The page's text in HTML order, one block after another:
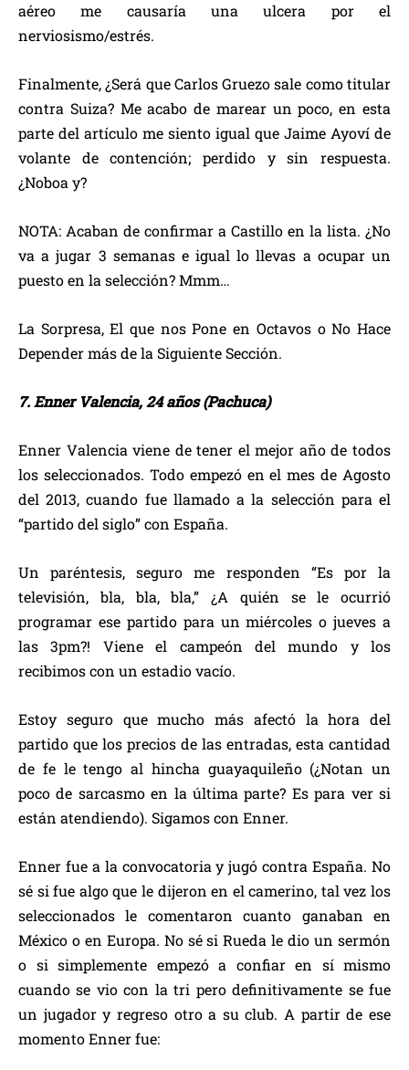
aéreo me causaría una ulcera por el
nerviosismo/estrés.
Finalmente, ¿Será que Carlos Gruezo sale como titular
contra Suiza? Me acabo de marear un poco, en esta
parte del artículo me siento igual que Jaime Ayoví de
volante de contención; perdido y sin respuesta.
¿Noboa y?
NOTA: Acaban de confirmar a Castillo en la lista. ¿No
va a jugar 3 semanas e igual lo llevas a ocupar un
puesto en la selección? Mmm…
La Sorpresa, El que nos Pone en Octavos o No Hace
Depender más de la Siguiente Sección.
7. Enner Valencia, 24 años (Pachuca)
Enner Valencia viene de tener el mejor año de todos
los seleccionados. Todo empezó en el mes de Agosto
del 2013, cuando fue llamado a la selección para el
“partido del siglo” con España.
Un paréntesis, seguro me responden “Es por la
televisión, bla, bla, bla,” ¿A quién se le ocurrió
programar ese partido para un miércoles o jueves a
las 3pm?! Viene el campeón del mundo y los
recibimos con un estadio vacío.
Estoy seguro que mucho más afectó la hora del
partido que los precios de las entradas, esta cantidad
de fe le tengo al hincha guayaquileño (¿Notan un
poco de sarcasmo en la última parte? Es para ver si
están atendiendo). Sigamos con Enner.
Enner fue a la convocatoria y jugó contra España. No
sé si fue algo que le dijeron en el camerino, tal vez los
seleccionados le comentaron cuanto ganaban en
México o en Europa. No sé si Rueda le dio un sermón
o si simplemente empezó a confiar en sí mismo
cuando se vio con la tri pero definitivamente se fue
un jugador y regreso otro a su club. A partir de ese
momento Enner fue: